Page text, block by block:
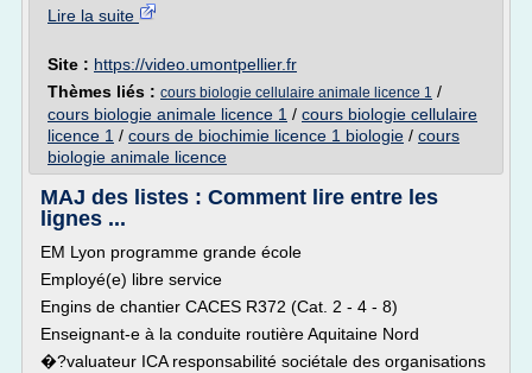
Lire la suite
Site : https://video.umontpellier.fr
Thèmes liés : cours biologie cellulaire animale licence 1 /
cours biologie animale licence 1 / cours biologie cellulaire
licence 1 / cours de biochimie licence 1 biologie / cours
biologie animale licence
MAJ des listes : Comment lire entre les
lignes ...
EM Lyon programme grande école
Employé(e) libre service
Engins de chantier CACES R372 (Cat. 2 - 4 - 8)
Enseignant-e à la conduite routière Aquitaine Nord
�?valuateur ICA responsabilité sociétale des organisations